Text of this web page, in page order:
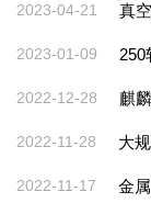
2023-04-21 真
2023-01-09 250
2022-12-28 麒
2022-11-28 大
2022-11-17 金